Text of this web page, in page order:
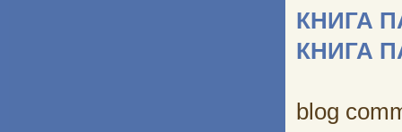
КНИГА
КНИГА
blog